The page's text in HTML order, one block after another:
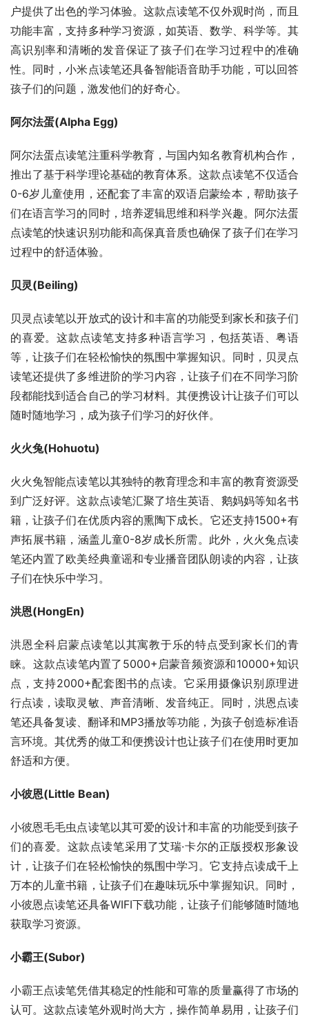
户提供了出色的学习体验。这款点读笔不仅外观时尚，而且
功能丰富，支持多种学习资源，如英语、数学、科学等。其
高识别率和清晰的发音保证了孩子们在学习过程中的准确
性。同时，小米点读笔还具备智能语音助手功能，可以回答
孩子们的问题，激发他们的好奇心。
阿尔法蛋(Alpha Egg)
阿尔法蛋点读笔注重科学教育，与国内知名教育机构合作，
推出了基于科学理论基础的教育体系。这款点读笔不仅适合
0-6岁儿童使用，还配套了丰富的双语启蒙绘本，帮助孩子
们在语言学习的同时，培养逻辑思维和科学兴趣。阿尔法蛋
点读笔的快速识别功能和高保真音质也确保了孩子们在学习
过程中的舒适体验。
贝灵(Beiling)
贝灵点读笔以开放式的设计和丰富的功能受到家长和孩子们
的喜爱。这款点读笔支持多种语言学习，包括英语、粤语
等，让孩子们在轻松愉快的氛围中掌握知识。同时，贝灵点
读笔还提供了多维进阶的学习内容，让孩子们在不同学习阶
段都能找到适合自己的学习材料。其便携设计让孩子们可以
随时随地学习，成为孩子们学习的好伙伴。
火火兔(Hohuotu)
火火兔智能点读笔以其独特的教育理念和丰富的教育资源受
到广泛好评。这款点读笔汇聚了培生英语、鹅妈妈等知名书
籍，让孩子们在优质内容的熏陶下成长。它还支持1500+有
声拓展书籍，涵盖儿童0-8岁成长所需。此外，火火兔点读
笔还内置了欧美经典童谣和专业播音团队朗读的内容，让孩
子们在快乐中学习。
洪恩(HongEn)
洪恩全科启蒙点读笔以其寓教于乐的特点受到家长们的青
睐。这款点读笔内置了5000+启蒙音频资源和10000+知识
点，支持2000+配套图书的点读。它采用摄像识别原理进
行点读，读取灵敏、声音清晰、发音纯正。同时，洪恩点读
笔还具备复读、翻译和MP3播放等功能，为孩子创造标准语
言环境。其优秀的做工和便携设计也让孩子们在使用时更加
舒适和方便。
小彼恩(Little Bean)
小彼恩毛毛虫点读笔以其可爱的设计和丰富的功能受到孩子
们的喜爱。这款点读笔采用了艾瑞·卡尔的正版授权形象设
计，让孩子们在轻松愉快的氛围中学习。它支持点读成千上
万本的儿童书籍，让孩子们在趣味玩乐中掌握知识。同时，
小彼恩点读笔还具备WIFI下载功能，让孩子们能够随时随地
获取学习资源。
小霸王(Subor)
小霸王点读笔凭借其稳定的性能和可靠的质量赢得了市场的
认可。这款点读笔外观时尚大方，操作简单易用，让孩子们